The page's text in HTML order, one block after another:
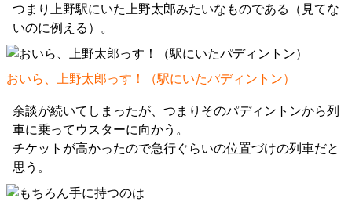
つまり上野駅にいた上野太郎みたいなものである（見てな
いのに例える）。
おいら、上野太郎っす！（駅にいたパディントン）
余談が続いてしまったが、つまりそのパディントンから列
車に乗ってウスターに向かう。
チケットが高かったので急行ぐらいの位置づけの列車だと
思う。